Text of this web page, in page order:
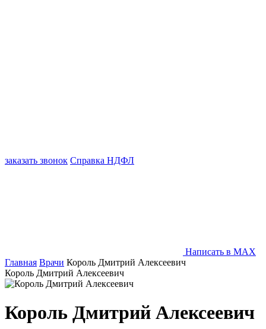
заказать звонок Справка НДФЛ
Написать в MAX
Главная Врачи Король Дмитрий Алексеевич
Король Дмитрий Алексеевич
Король Дмитрий Алексеевич